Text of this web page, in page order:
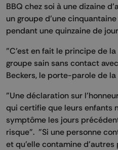
BBQ chez soi à une dizaine
un groupe d’une
pendant une quinzaine de
"C’est en fait le principe de
groupe sain sans contact
Beckers, le porte-parole de
"Une déclaration sur
qui certifie que leurs enfants
symptôme les jours
risque". "Si une personne
et qu'elle contamine d'autres